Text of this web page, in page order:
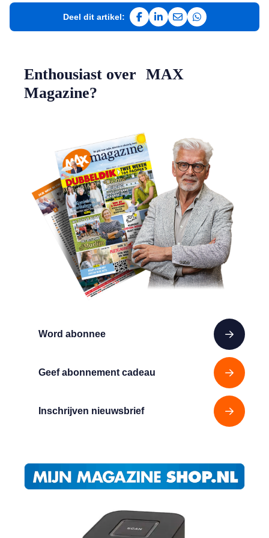
Deel dit artikel:
Deel op Facebook
Deel op LinkedIn
Deel via e-mail
Deel via
Word abonnee
Geef abonnement cadeau
Inschrijven nieuwsbrief
Enthousiast over MAX
Magazine?